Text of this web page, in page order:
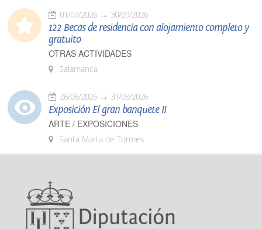
01/07/2026 30/09/2026
122 Becas de residencia con alojamiento completo y
gratuito
OTRAS ACTIVIDADES
Salamanca
26/06/2026 31/08/2026
Exposición El gran banquete II
ARTE / EXPOSICIONES
Santa Marta de Tormes